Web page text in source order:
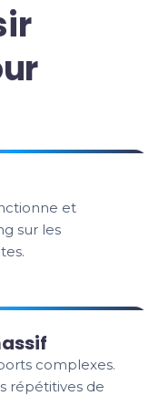
et
sur les
complexes.
répétitives de